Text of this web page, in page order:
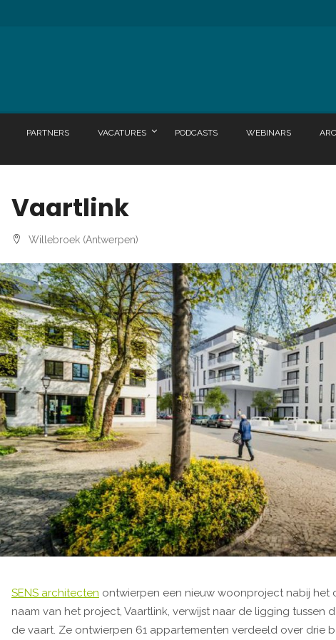
PARTNERS VACATURES PODCASTS WEBINARS
Vaartlink
Willebroek (Antwerpen)
SENS architecten ontwierpen een nieuw woonproject nabij het
naam van het project, Vaartlink, verwijst naar de ligging tussen
de vaart. Ze ontwierpen 61 appartementen verdeeld over drie